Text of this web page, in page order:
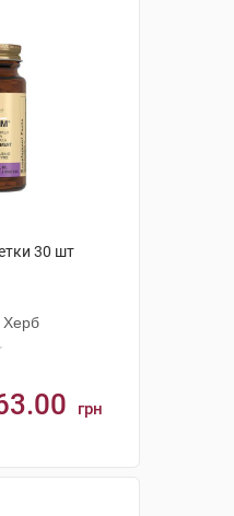
30 шт
Херб
грн